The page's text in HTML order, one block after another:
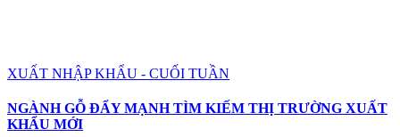
XUẤT NHẬP KHẨU - CUỐI TUẦN
NGÀNH GỖ ĐẨY MẠNH TÌM KIẾM THỊ TRƯỜNG XUẤT
KHẨU MỚI